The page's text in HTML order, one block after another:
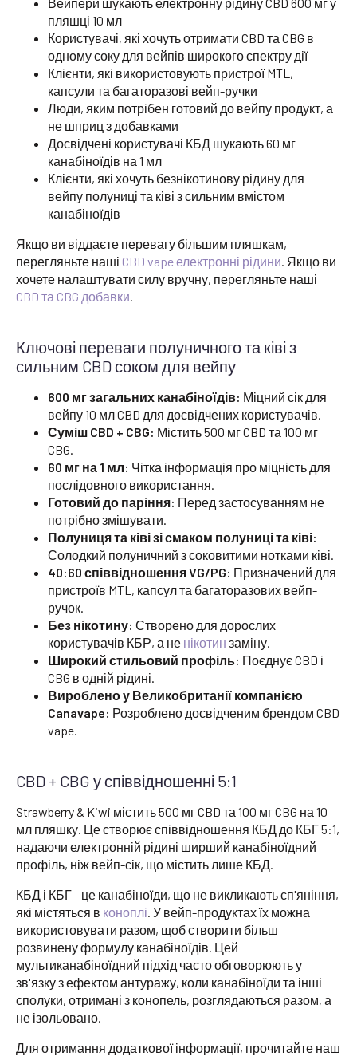
пляшці 10 мл
Користувачі, які хочуть отримати CBD та CBG в
одному соку для вейпів широкого спектру дії
Клієнти, які використовують пристрої MTL,
капсули та багаторазові вейп-ручки
Люди, яким потрібен готовий до вейпу продукт, а
не шприц з добавками
Досвідчені користувачі КБД шукають 60 мг
канабіноїдів на 1 мл
Клієнти, які хочуть безнікотинову рідину для
вейпу полуниці та ківі з сильним вмістом
канабіноїдів
Якщо ви віддаєте перевагу більшим пляшкам,
перегляньте наші CBD vape електронні рідини . Якщо ви
хочете налаштувати силу вручну, перегляньте наші
CBD та CBG добавки
Ключові переваги полуничного та ківі з
сильним CBD соком для вейпу
600 мг загальних канабіноїдів: Міцний сік для
вейпу 10 мл CBD для досвідчених користувачів.
Суміш CBD + CBG: Містить 500 мг CBD та 100 мг
CBG.
60 мг на 1 мл: Чітка інформація про міцність для
послідовного використання.
Готовий до паріння: Перед застосуванням не
потрібно змішувати.
Полуниця та ківі зі смаком полуниці та ківі:
Солодкий полуничний з соковитими нотками ківі.
40:60 співвідношення VG/PG: Призначений для
пристроїв MTL, капсул та багаторазових вейп-
ручок.
Без нікотину: Створено для дорослих
користувачів КБР, а не нікотин заміну.
Широкий стильовий профіль: Поєднує CBD і
CBG в одній рідині.
Вироблено у Великобританії компанією
Canavape: Розроблено досвідченим брендом CBD
vape.
CBD + CBG у співвідношенні 5:1
Strawberry & Kiwi містить 500 мг CBD та 100 мг CBG на 10
мл пляшку. Це створює співвідношення КБД до КБГ 5:1,
надаючи електронній рідині ширший канабіноїдний
профіль, ніж вейп-сік, що містить лише КБД.
КБД і КБГ - це канабіноїди, що не викликають сп'яніння,
які містяться в коноплі . У вейп-продуктах їх можна
використовувати разом, щоб створити більш
розвинену формулу канабіноїдів. Цей
мультиканабіноїдний підхід часто обговорюють у
зв'язку з ефектом антуражу, коли канабіноїди та інші
сполуки, отримані з конопель, розглядаються разом, а
не ізольовано.
Для отримання додаткової інформації, прочитайте наш